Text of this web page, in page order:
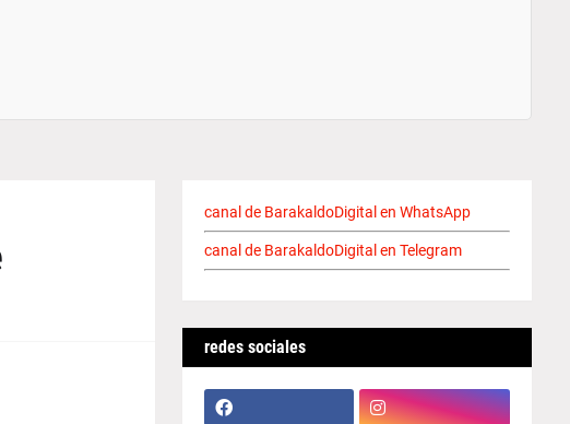
canal de BarakaldoDigital en WhatsApp
canal de BarakaldoDigital en Telegram
redes sociales